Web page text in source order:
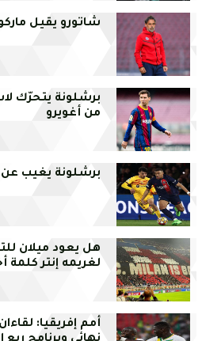
شاتورو يقيل
برشلونة يتحرّك
من أغويرو
برشلونة يغيب عن
هل يعود ميلان
لغريمه إنتر كلمة
أمم إفريقيا: